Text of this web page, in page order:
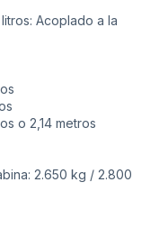
Acoplado a la
o 2,14 metros
2.650 kg / 2.800